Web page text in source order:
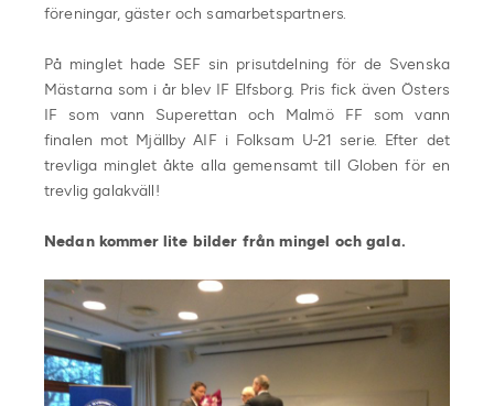
föreningar, gäster och samarbetspartners.
På minglet hade SEF sin prisutdelning för de Svenska
Mästarna som i år blev IF Elfsborg. Pris fick även Östers
IF som vann Superettan och Malmö FF som vann
finalen mot Mjällby AIF i Folksam U-21 serie. Efter det
trevliga minglet åkte alla gemensamt till Globen för en
trevlig galakväll!
Nedan kommer lite bilder från mingel och gala.